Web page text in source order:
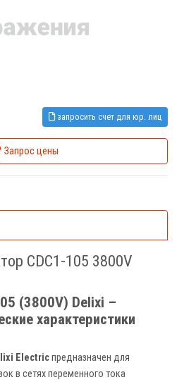
запросить счет для юр. лиц
Запрос цены
CDC1-105 3800V
(3800V) Delixi –
характеристики
Electricпредназначен для
в сетях переменного тока